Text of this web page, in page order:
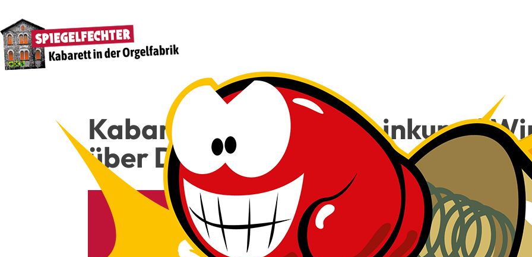
Kaba­rett, Come­dy, Klein­kunst!
über Dei­nen Besuch!
22€ 18€